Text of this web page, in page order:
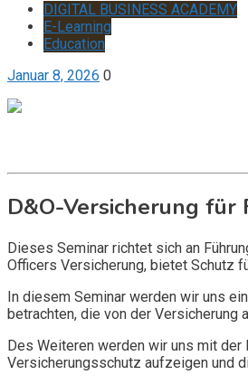
DIGITAL BUSINESS ACADEMY
E-Learning
Education
Januar 8, 2026 0
D&O-Versicherung
Dieses Seminar richtet sich an
Officers Versicherung, bietet Schutz
In diesem Seminar werden wir uns
betrachten, die von der
Des Weiteren werden wir uns mit
Versicherungsschutz aufzeigen und